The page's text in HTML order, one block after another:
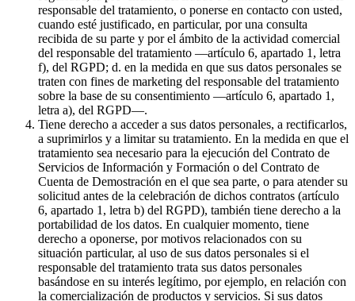
responsable del tratamiento, o ponerse en contacto con usted,
cuando esté justificado, en particular, por una consulta
recibida de su parte y por el ámbito de la actividad comercial
del responsable del tratamiento —artículo 6, apartado 1, letra
f), del RGPD; d. en la medida en que sus datos personales se
traten con fines de marketing del responsable del tratamiento
sobre la base de su consentimiento —artículo 6, apartado 1,
letra a), del RGPD—.
Tiene derecho a acceder a sus datos personales, a rectificarlos,
a suprimirlos y a limitar su tratamiento. En la medida en que el
tratamiento sea necesario para la ejecución del Contrato de
Servicios de Información y Formación o del Contrato de
Cuenta de Demostración en el que sea parte, o para atender su
solicitud antes de la celebración de dichos contratos (artículo
6, apartado 1, letra b) del RGPD), también tiene derecho a la
portabilidad de los datos. En cualquier momento, tiene
derecho a oponerse, por motivos relacionados con su
situación particular, al uso de sus datos personales si el
responsable del tratamiento trata sus datos personales
basándose en su interés legítimo, por ejemplo, en relación con
la comercialización de productos y servicios. Si sus datos